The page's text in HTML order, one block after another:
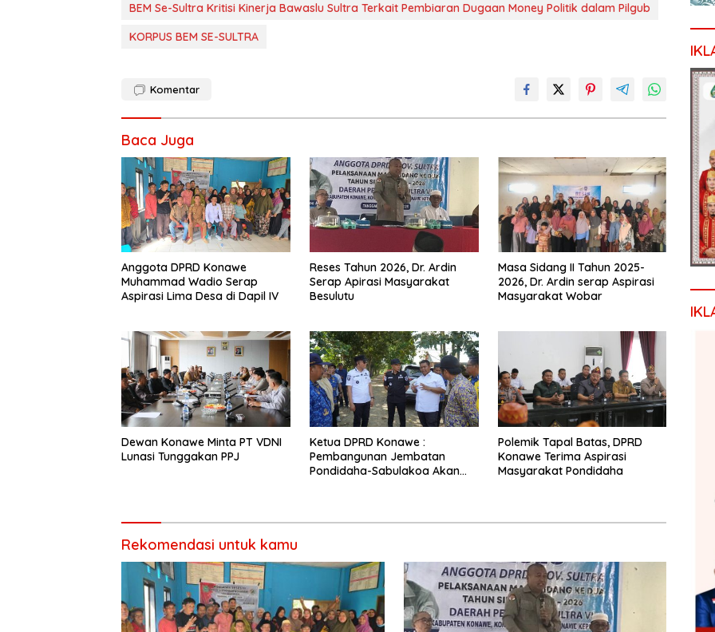
BEM Se-Sultra Kritisi Kinerja Bawaslu Sultra Terkait Pembiaran Dugaan Money Politik dalam Pilgub
KORPUS BEM SE-SULTRA
Komentar
Baca Juga
Anggota DPRD Konawe
Muhammad Wadio Serap
Aspirasi Lima Desa di Dapil IV
Reses Tahun 2026, Dr. Ardin
Serap Apirasi Masyarakat
Besulutu
Masa Sidang II Tahun 2025-
2026, Dr. Ardin serap Aspirasi
Masyarakat Wobar
Dewan Konawe Minta PT VDNI
Lunasi Tunggakan PPJ
Ketua DPRD Konawe :
Pembangunan Jembatan
Pondidaha-Sabulakoa Akan
Polemik Tapal Batas, DPRD
Konawe Terima Aspirasi
Masyarakat Pondidaha
Rekomendasi untuk kamu